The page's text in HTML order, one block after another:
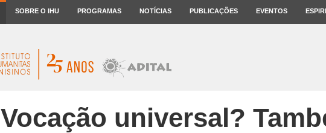
SOBRE O IHU PROGRAMAS NOTÍCIAS PUBLICAÇÕES EVENTOS
Vocação universal?